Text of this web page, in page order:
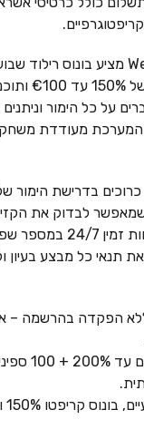
על כל הימור
המערכת מעודדת
€50, מה שמאפשר לבדוק את
ראשונה. שירות
תנאי כל מבצע בעיון
ללא הפקדה בהרשמה
חבילת